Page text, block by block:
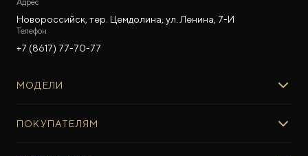
Адрес
Новороссийск, тер. Цемдолина, ул. Ленина, 7-И
Телефон
+7 (8617) 77-70-77
МОДЕЛИ
ROX ADAMAS
ПОКУПАТЕЛЯМ